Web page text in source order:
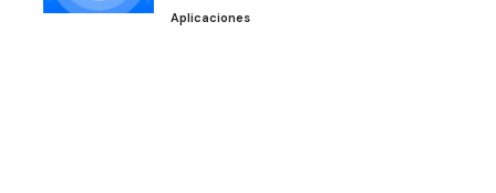
Aplicaciones